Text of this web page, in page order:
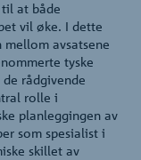
at både
vil øke. I dette
avsatsene
tyske
de rådgivende
rolle i
planleggingen av
som spesialist i
skillet av